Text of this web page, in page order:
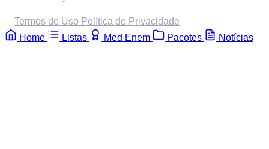
Termos de Uso Política de Privacidade
Home
Listas Med Enem Pacotes Notícias